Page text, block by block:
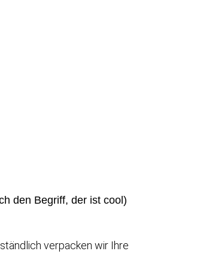
den Begriff, der ist cool)
verpacken wir Ihre